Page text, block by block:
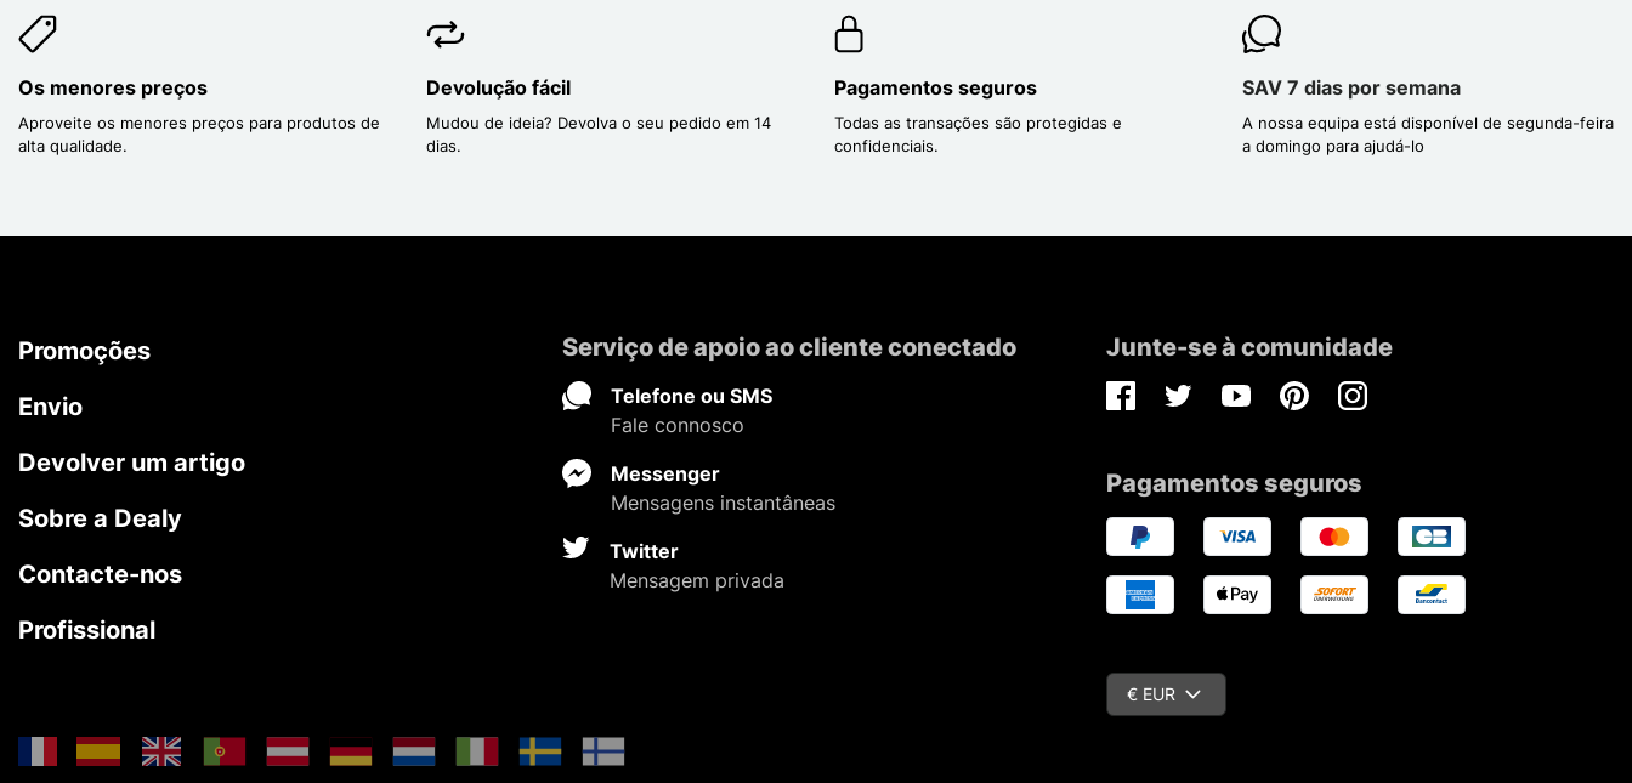
Os menores preços
Aproveite os menores preços para produtos de
alta qualidade.
Devolução fácil
Mudou de ideia? Devolva o seu pedido em 14
dias.
Pagamentos seguros
Todas as transações são protegidas e
confidenciais.
SAV 7 dias por semana
A nossa equipa está disponível de segunda-feira
a domingo para ajudá-lo
Promoções
Envio
Devolver um artigo
Sobre a Dealy
Contacte-nos
Profissional
Serviço de apoio ao cliente conectado
Telefone ou SMS
Fale connosco
Messenger
Mensagens instantâneas
Twitter
Mensagem privada
Junte-se à comunidade
FacebookTwitterYoutubePinterestInstagram
Pagamentos seguros
€ EUR